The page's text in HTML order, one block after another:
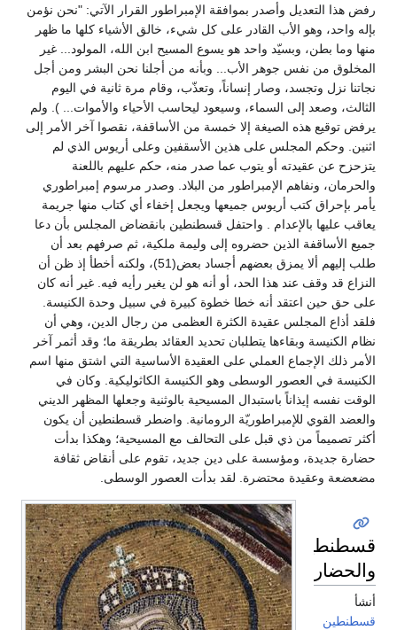
رفض هذا التعديل وأصدر بموافقة الإمبراطور القرار الآتي: "نحن نؤمن
بإله واحد، وهو الأب القادر على كل شيء، خالق الأشياء كلها ما ظهر
منها وما بطن، وبسيّد واحد هو يسوع المسيح ابن الله، المولود... غير
المخلوق من نفس جوهر الأب... وبأنه من أجلنا نحن البشر ومن أجل
نجاتنا نزل وتجسد، وصار إنساناً، وتعذّب، وقام مرة ثانية في اليوم
الثالث، وصعد إلى السماء، وسيعود ليحاسب الأحياء والأموات... ). ولم
يرفض توقيع هذه الصيغة إلا خمسة من الأساقفة، نقصوا آخر الأمر إلى
اثنين. وحكم المجلس على هذين الأسقفين وعلى أريوس الذي لم
يتزحزح عن عقيدته أو يتوب عما صدر منه، حكم عليهم باللعنة
والحرمان، ونفاهم الإمبراطور من البلاد. وصدر مرسوم إمبراطوري
يأمر بإحراق كتب أريوس جميعها ويجعل إخفاء أي كتاب منها جريمة
يعاقب عليها بالإعدام . واحتفل قسطنطين بانقضاض المجلس بأن دعا
جميع الأساقفة الذين حضروه إلى وليمة ملكية، ثم صرفهم بعد أن
طلب إليهم ألا يمزق بعضهم أجساد بعض(51)، ولكنه أخطأ إذ ظن أن
النزاع قد وقف عند هذا الحد، أو أنه هو لن يغير رأيه فيه. غير أنه كان
على حق حين اعتقد أنه خطا خطوة كبيرة في سبيل وحدة الكنيسة.
فلقد أذاع المجلس عقيدة الكثرة العظمى من رجال الدين، وهي أن
نظام الكنيسة وبقاءها يتطلبان تحديد العقائد بطريقة ما؛ وقد أثمر آخر
الأمر ذلك الإجماع العملي على العقيدة الأساسية التي اشتق منها اسم
الكنيسة في العصور الوسطى وهو الكنيسة الكاثوليكية. وكان في
الوقت نفسه إيذاناً باستبدال المسيحية بالوثنية وجعلها المظهر الديني
والعضد القوي للإمبراطوريّة الرومانية. واضطر قسطنطين أن يكون
أكثر تصميماً من ذي قبل على التحالف مع المسيحية؛ وهكذا بدأت
حضارة جديدة، ومؤسسة على دين جديد، تقوم على أنقاض ثقافة
مضعضعة وعقيدة محتضرة. لقد بدأت العصور الوسطى.
قسطنطين
والحضارة
أنشأ
قسطنطين